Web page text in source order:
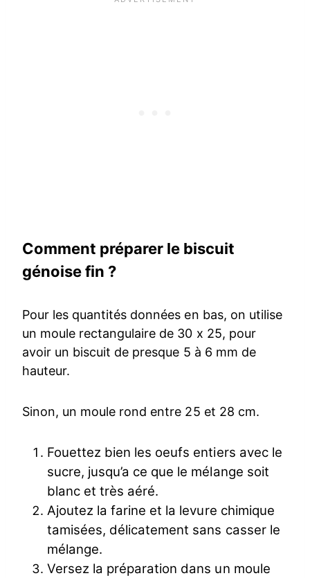
Comment préparer le biscuit
génoise fin ?
Pour les quantités données en bas, on utilise
un moule rectangulaire de 30 x 25, pour
avoir un biscuit de presque 5 à 6 mm de
hauteur.
Sinon, un moule rond entre 25 et 28 cm.
Fouettez bien les oeufs entiers avec le
sucre, jusqu’a ce que le mélange soit
blanc et très aéré.
Ajoutez la farine et la levure chimique
tamisées, délicatement sans casser le
mélange.
Versez la préparation dans un moule